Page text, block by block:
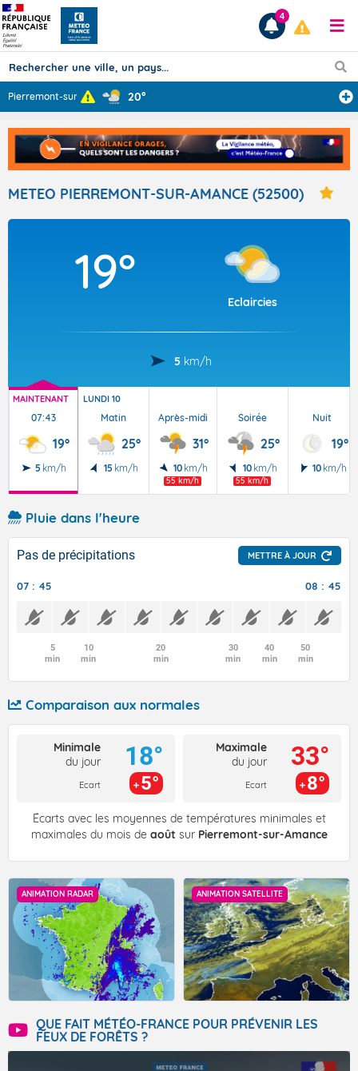
Prévisions
TOUS LES RÉSULTATS
Articles
4
Pierremont-sur- ... 20°
METEO PIERREMONT-SUR-AMANCE (52500)
19°
Eclaircies
5 km/h
MAINTENANT
07:43
19°
5 km/h
LUNDI 10
Matin
25°
15 km/h
Après-midi
31°
10 km/h
55 km/h
Soirée
25°
10 km/h
55 km/h
Nuit
19°
10 km/h
Pluie dans l'heure
Pas de précipitations METTRE À JOUR
07 : 45 08 : 45
5
min
10
min
20
min
30
min
40
min
50
min
Comparaison aux normales
Minimale
du jour
Ecart
18°
5°
Maximale
du jour
Ecart
33°
8°
Écarts avec les moyennes de températures minimales et
maximales du mois de août sur Pierremont-sur-Amance
ANIMATION RADAR ANIMATION SATELLITE
QUE FAIT MÉTÉO-FRANCE POUR PRÉVENIR LES
FEUX DE FORÊTS ?